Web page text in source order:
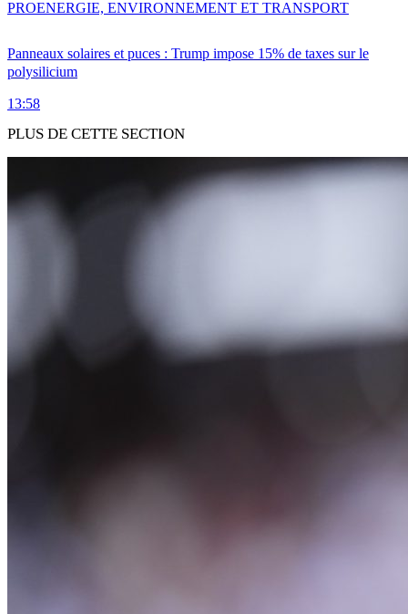
Panneaux solaires et puces : Trump impose 15% de taxes sur le
polysilicium
13:58
PROENERGIE, ENVIRONNEMENT ET TRANSPORT
PLUS DE CETTE SECTION